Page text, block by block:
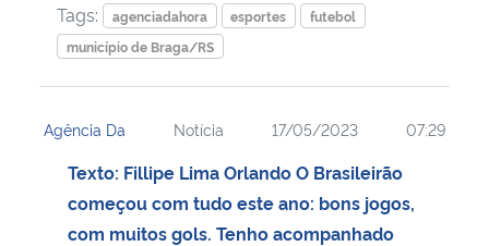
Tags:
agenciadahora esportes
futebol
município de Braga/RS
Agência Da Notícia 17/05/2023 07:29
Texto: Fillipe Lima Orlando O Brasileirão
começou com tudo este ano: bons jogos,
com muitos gols. Tenho acompanhado